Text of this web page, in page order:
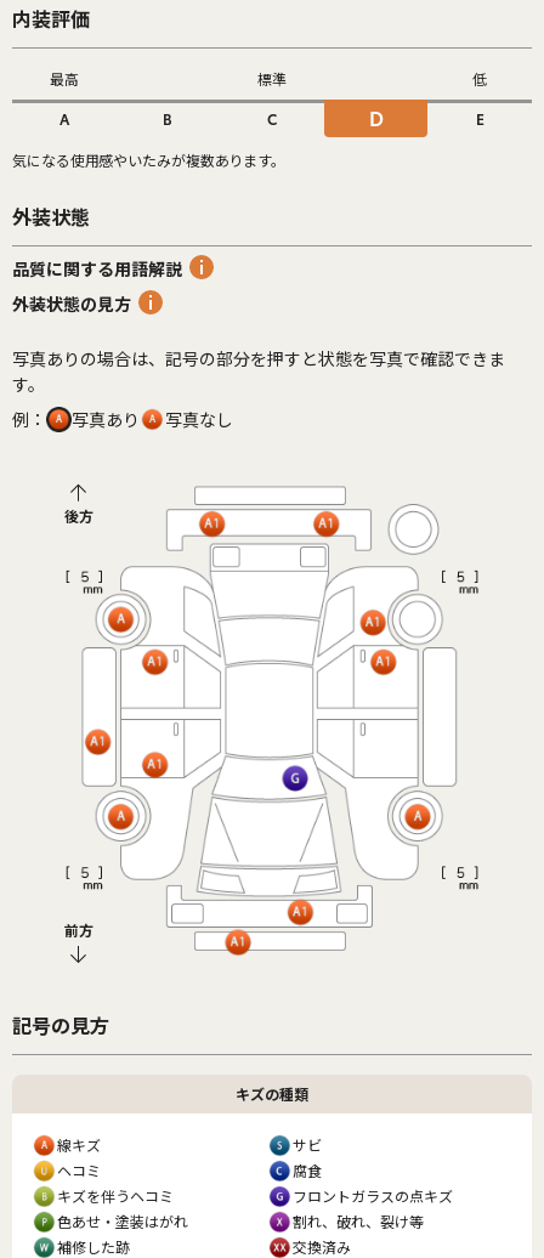
内装評価
最高 標準 低
A B C D E
気になる使用感やいたみが複数あります。
外装状態
品質に関する用語解説
外装状態の見方
写真ありの場合は、記号の部分を押すと状態を写真で確認できま
す。
例：
写真あり 写真なし
前方
後方
記号の見方
キズの種類
線キズ
サビ
ヘコミ
腐食
キズを伴うヘコミ
フロントガラスの点キズ
色あせ・塗装はがれ
割れ、破れ、裂け等
補修した跡
交換済み